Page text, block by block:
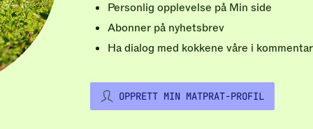
Personlig opplevelse på Min side
Abonner på nyhetsbrev
Ha dialog med kokkene våre i
OPPRETT MIN MATPRAT-PROFIL